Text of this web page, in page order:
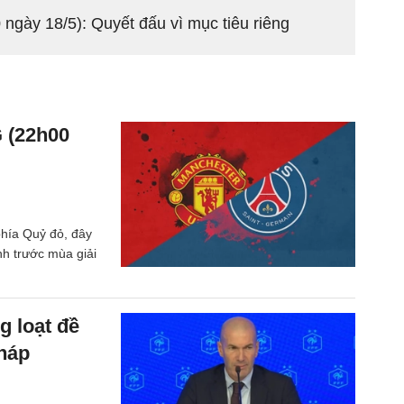
18/5): Quyết đấu vì mục tiêu riêng
(22h00
Quỷ đỏ, đây
trước mùa giải
loạt đề